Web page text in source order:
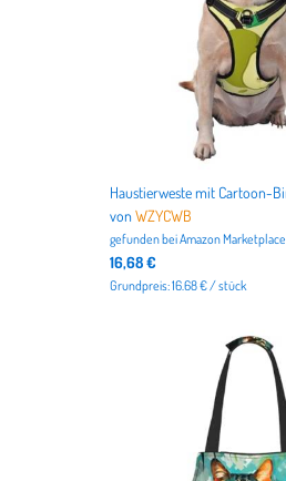
vonWZYCWB
gefunden beiAmazon Marketplace
16,68 €
Grundpreis: 16.68 € / stück